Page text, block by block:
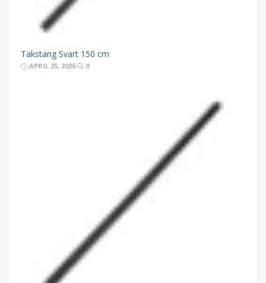
Takstang Svart 150 cm
APRIL 25, 2026 0